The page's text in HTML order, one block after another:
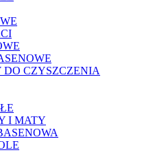
DO CZYSZCZENIA
I MATY